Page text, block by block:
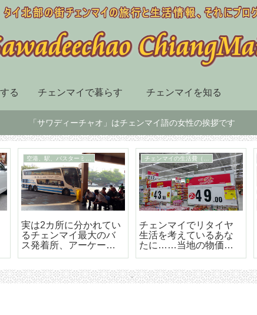
る チェンマイで暮らす チェンマイを知る
「サワディーチャオ」はチェンマイ語の女性の挨拶です
チェンマイ市内の移動手段
BTSも地下鉄もないチ
ェンマイはソンテウで
の移動が便利で楽しい
スーパー、デパート、ショッピングセンター
チェンマイ最大の高級
のショッピングセンタ
ー「セントラルフェス